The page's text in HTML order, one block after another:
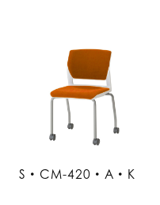
S・CM-420・A・K